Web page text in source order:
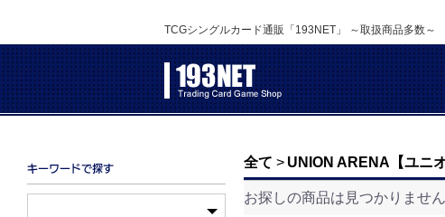
TCGシングルカード通販「193NET」 ～取扱商品多数～
全て > UNION ARENA【ユニ
お探しの商品は見つかりませ